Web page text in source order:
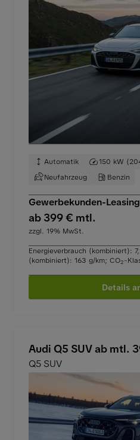
Automatik 150 kW
Neufahrzeug
Benzin
Gewerbekunden-Leasing
ab 399 € mtl.
zzgl. 19% MwSt.
Energieverbrauch (kombiniert):
(kombiniert): 163 g/km; CO2-
Details
Audi Q5 SUV ab mtl.
Q5 SUV